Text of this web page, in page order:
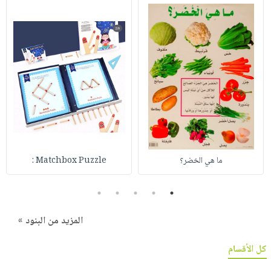
ما هي الخضر؟ Matchbox Puzzle :
1
2
3
4
5
المزيد من البنود »
كل الأقسام